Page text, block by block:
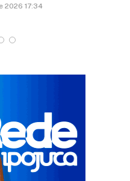
2026 17:34